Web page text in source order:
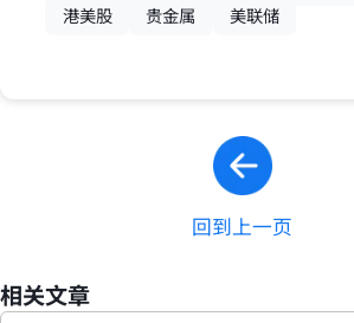
港美股
贵金属 美联储
回到上一页
相关文章